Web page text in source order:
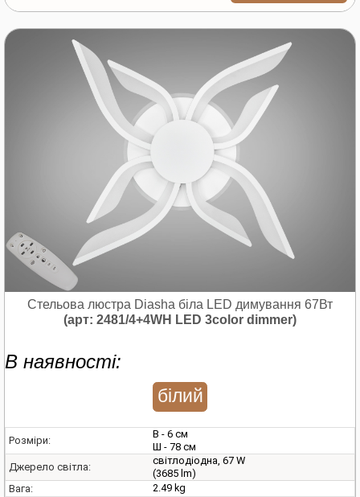
Стельова люстра Diasha біла LED димування 67Вт
(арт: 2481/4+4WH LED 3color dimmer)
В наявності:
білий
Розміри:
В - 6 см
Ш - 78 см
Джерело світла:
світлодіодна, 67 W
(3685 lm)
Вага:
2.49 kg